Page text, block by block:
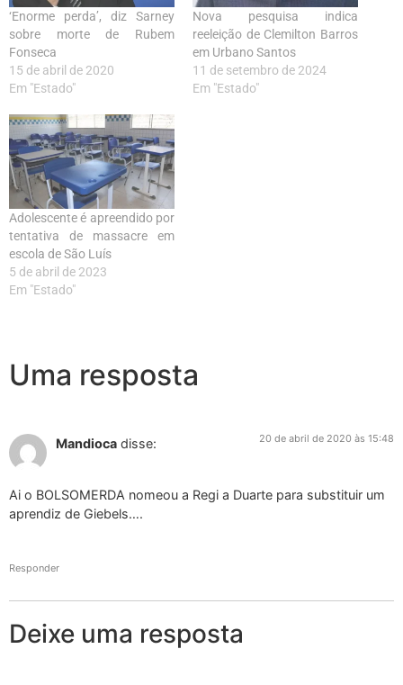
‘Enorme perda’, diz Sarney
sobre morte de Rubem
Fonseca
15 de abril de 2020
Em "Estado"
Nova pesquisa indica
reeleição de Clemilton Barros
em Urbano Santos
11 de setembro de 2024
Em "Estado"
Adolescente é apreendido por
tentativa de massacre em
escola de São Luís
5 de abril de 2023
Em "Estado"
Uma resposta
Mandioca disse: 20 de abril de 2020 às 15:48
Ai o BOLSOMERDA nomeou a Regi a Duarte para substituir um
aprendiz de Giebels….
Responder
Deixe uma resposta